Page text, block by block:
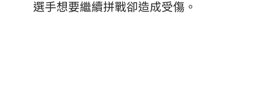
選手想要繼續拼戰卻造成受傷。